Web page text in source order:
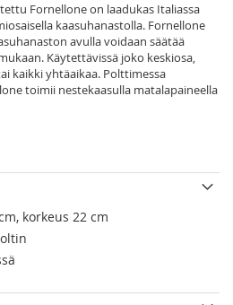
Fornellone on laadukas Italiassa
kaasuhanastolla. Fornellone
avulla voidaan säätää
Käytettävissä joko keskiosa,
kaikki yhtäaikaa. Polttimessa
toimii nestekaasulla matalapaineella
korkeus 22 cm